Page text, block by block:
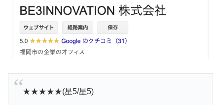
★★★★★(星5/星5)